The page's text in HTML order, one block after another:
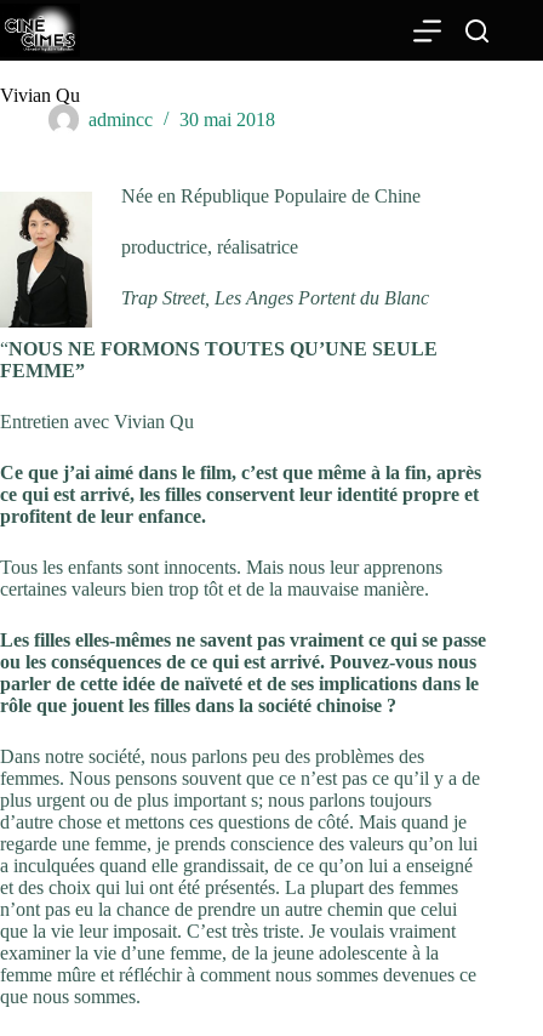
Passer
au
contenu
Vivian Qu
admincc
30 mai 2018
Née en République Populaire de Chine
productrice, réalisatrice
Trap Street, Les Anges Portent du Blanc
“NOUS NE FORMONS TOUTES QU’UNE SEULE
FEMME”
Entretien avec Vivian Qu
Ce que j’ai aimé dans le film, c’est que même à la fin, après
ce qui est arrivé, les filles conservent leur identité propre et
profitent de leur enfance.
Tous les enfants sont innocents. Mais nous leur apprenons
certaines valeurs bien trop tôt et de la mauvaise manière.
Les filles elles-mêmes ne savent pas vraiment ce qui se passe
ou les conséquences de ce qui est arrivé. Pouvez-vous nous
parler de cette idée de naïveté et de ses implications dans le
rôle que jouent les filles dans la société chinoise ?
Dans notre société, nous parlons peu des problèmes des
femmes. Nous pensons souvent que ce n’est pas ce qu’il y a de
plus urgent ou de plus important s; nous parlons toujours
d’autre chose et mettons ces questions de côté. Mais quand je
regarde une femme, je prends conscience des valeurs qu’on lui
a inculquées quand elle grandissait, de ce qu’on lui a enseigné
et des choix qui lui ont été présentés. La plupart des femmes
n’ont pas eu la chance de prendre un autre chemin que celui
que la vie leur imposait. C’est très triste. Je voulais vraiment
examiner la vie d’une femme, de la jeune adolescente à la
femme mûre et réfléchir à comment nous sommes devenues ce
que nous sommes.